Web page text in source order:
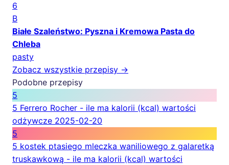
6
B
Białe Szaleństwo: Pyszna i Kremowa Pasta do
Chleba
pasty
Zobacz wszystkie przepisy →
Podobne przepisy
5
5 Ferrero Rocher - ile ma kalorii (kcal) wartości
odżywcze 2025-02-20
5
5 kostek ptasiego mleczka waniliowego z galaretką
truskawkową - ile ma kalorii (kcal) wartości